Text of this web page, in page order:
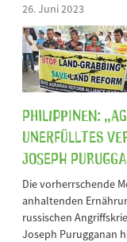
26. Juni 2023
Philippinen:
unerfülltes
Joseph
Die vorherrschende
anhaltenden
russischen
Joseph Purugganan